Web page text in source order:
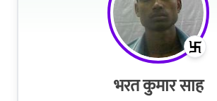
भरत कुमार साह